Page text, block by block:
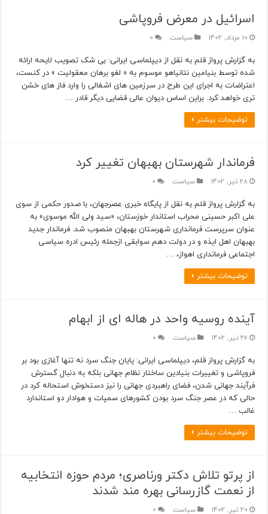
اسرائیل در معرض فروپاشی
10 مرداد, 1402 سیاست 0
به گزارش پرواز قلم به نقل از دیپلماسی ایرانی: بی شک تصویب لایحه ارائه
شده توسط بنیامین نتانیاهو موسوم به « لغو برهان معقولیت » در کنست،
اعتراضات به اجرای این طرح در سرزمین های اشغالی را وارد فاز های خشن
تری خواهد کرد. براین اساس دیوان عالی قضایی دیگر قادر …
توضیحات بیشتر »
فرماندار شهرستان بهبهان تغییر کرد
28 تیر, 1402 سیاست 0
به گزارش پرواز قلم به نقل از پایگاه خبری عصرجهان، با صدور حکمی از سوی
علی اکبر حسینی محراب استاندار خوزستان، «سید ولی الله موسوی» به
عنوان سرپرست فرمانداری شهرستان بهبهان منصوب شد. فرماندار جدید
بهبهان اهل ایذه و در دولت دهم سوابقی ازجمله رئیس ادره سیاسی
اجتماعی فرمانداری اهواز، …
توضیحات بیشتر »
آینده روسیه واحد در هاله ای از ابهام
26 تیر, 1402 سیاست 0
به گزارش پرواز قلم، دیپلماسی ایرانی: پایان جنگ سرد نه تنها آغازی بود بر
فروپاشی و تغییرات بنیادین ساختار نظام جهانی بلکه به دنبال گسترش
فرآیند جهانی شدن، فضای راهبردی جهانی را نیز دستخوش استحاله کرد در
حالی که در عصر جنگ سرد بودن کشورهای سمپات و هوادار دو استاندارد
غالب …
توضیحات بیشتر »
از پرتو تلاش دکتر ورناصری؛ مردم حوزه انتخابیه
از نعمت گازرسانی بهره مند شدند
20 تیر, 1402 سیاست 0